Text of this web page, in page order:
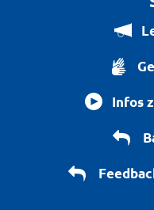
Infos